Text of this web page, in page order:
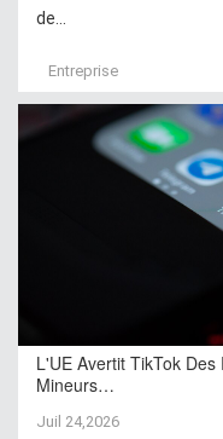
de...
Entreprise
L'UE Avertit TikTok
Mineurs…
Juil 24,2026